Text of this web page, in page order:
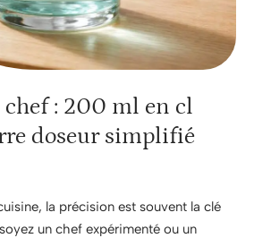
chef : 200 ml en cl
doseur simplifié
la précision est souvent la clé
un chef expérimenté ou un